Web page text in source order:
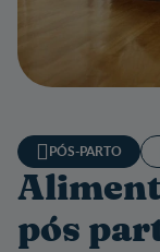
PÓS-PARTO
pós